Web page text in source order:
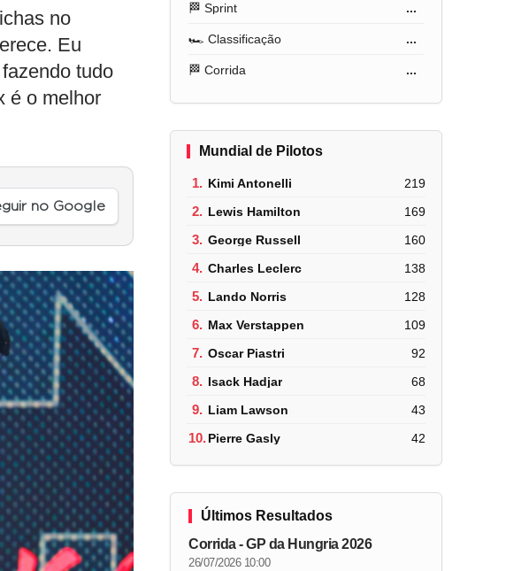
no
Eu
tudo
é o melhor
no Google
🏁 Sprint ...
🏎️ Classificação ...
🏁 Corrida ...
Mundial de Pilotos
1. Kimi Antonelli 219
2. Lewis Hamilton 169
3. George Russell 160
4. Charles Leclerc 138
5. Lando Norris 128
6. Max Verstappen 109
7. Oscar Piastri 92
8. Isack Hadjar 68
9. Liam Lawson 43
10.Pierre Gasly 42
Últimos Resultados
Corrida - GP da Hungria 2026
26/07/2026 10:00